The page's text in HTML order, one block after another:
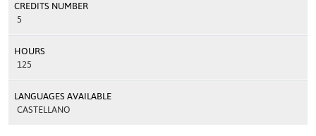
CREDITS NUMBER
5
HOURS
125
LANGUAGES AVAILABLE
CASTELLANO